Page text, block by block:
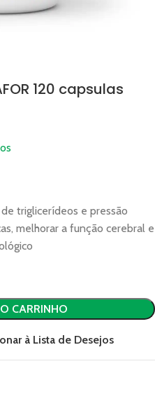
120 capsulas
triglicerídeos e pressão
melhorar a função cerebral e
CARRINHO
à Lista de Desejos